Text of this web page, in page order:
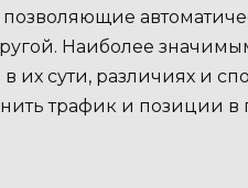
Наиболее
их сути, различиях и
трафик и позиции